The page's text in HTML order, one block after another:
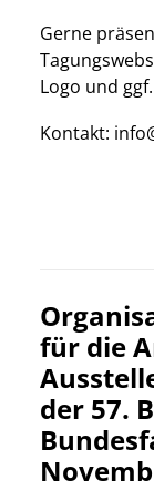
Gerne
Logo und
Kontakt:
für die
der 57.